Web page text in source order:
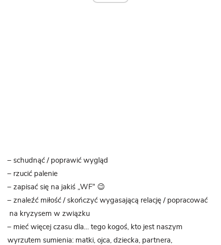
– schudnąć / poprawić wygląd
– rzucić palenie
– zapisać się na jakiś „WF” 😉
– znaleźć miłość / skończyć wygasającą relację / popracować
na kryzysem w związku
– mieć więcej czasu dla… tego kogoś, kto jest naszym
wyrzutem sumienia: matki, ojca, dziecka, partnera,